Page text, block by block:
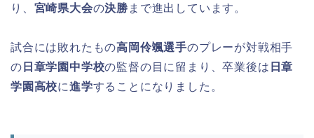
り、 宮崎県大会の決勝 まで進出しています。
試合には敗れたもの高岡伶颯選手のプレーが対戦相手
の 日章学園中学校の監督の目に留まり、卒業後は 日章
学園高校に進学することになりました。